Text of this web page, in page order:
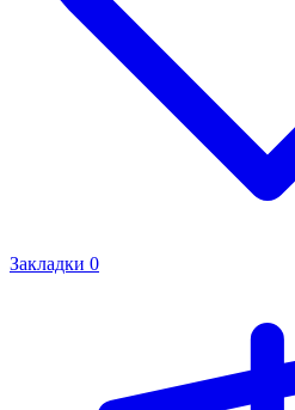
Закладки 0